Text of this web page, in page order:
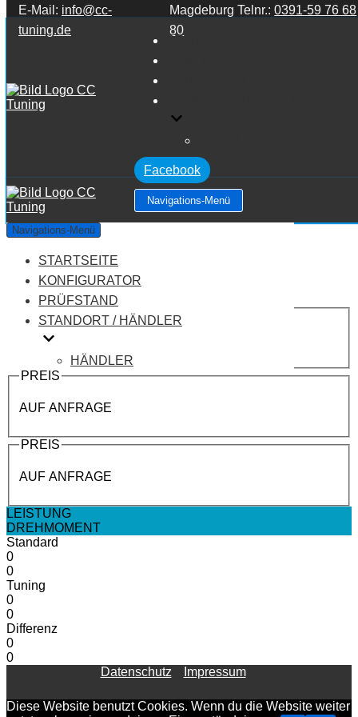
Zum Inhalt springen
E-Mail: info@cc-
tuning.de
Magdeburg Telnr.:0391-59 76 68
80
STARTSEITE
Facebook
Navigations-Menü
Navigations-Menü
STARTSEITE
KONFIGURATOR
PRÜFSTAND
STANDORT / HÄNDLER
HÄNDLER
Lancia Musa 1.3 16V MJET
Leistung:90 PS
Drehmoment: 235 NM
Motortyp:Diesel
PREIS
AUF ANFRAGE
PREIS
AUF ANFRAGE
PREIS
AUF ANFRAGE
LEISTUNG
DREHMOMENT
Standard
0
0
Tuning
0
0
Differenz
0
0
Datenschutz
Impressum
Diese Website benutzt Cookies. Wenn du die Website weiter